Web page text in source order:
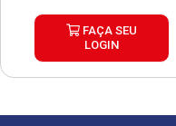
FAÇA SEU
LOGIN